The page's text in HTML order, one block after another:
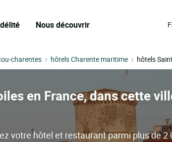
Nous découvrir
charentes hôtels Charente maritime hôtels
en France, dans cette
votre hôtel et restaurant parmi plus de